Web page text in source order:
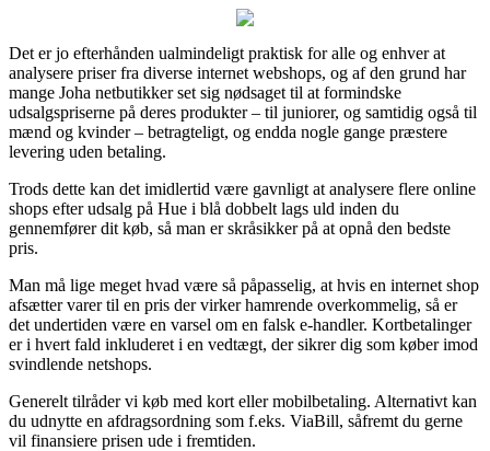
Det er jo efterhånden ualmindeligt praktisk for alle og enhver at
analysere priser fra diverse internet webshops, og af den grund har
mange Joha netbutikker set sig nødsaget til at formindske
udsalgspriserne på deres produkter – til juniorer, og samtidig også til
mænd og kvinder – betragteligt, og endda nogle gange præstere
levering uden betaling.
Trods dette kan det imidlertid være gavnligt at analysere flere online
shops efter udsalg på Hue i blå dobbelt lags uld inden du
gennemfører dit køb, så man er skråsikker på at opnå den bedste
pris.
Man må lige meget hvad være så påpasselig, at hvis en internet shop
afsætter varer til en pris der virker hamrende overkommelig, så er
det undertiden være en varsel om en falsk e-handler. Kortbetalinger
er i hvert fald inkluderet i en vedtægt, der sikrer dig som køber imod
svindlende netshops.
Generelt tilråder vi køb med kort eller mobilbetaling. Alternativt kan
du udnytte en afdragsordning som f.eks. ViaBill, såfremt du gerne
vil finansiere prisen ude i fremtiden.